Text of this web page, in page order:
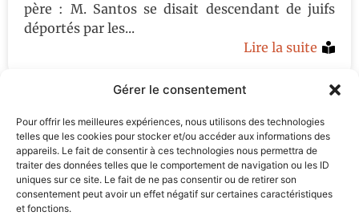
Gérer le consentement
Pour offrir les meilleures expériences, nous utilisons des technologies
telles que les cookies pour stocker et/ou accéder aux informations des
appareils. Le fait de consentir à ces technologies nous permettra de
traiter des données telles que le comportement de navigation ou les ID
uniques sur ce site. Le fait de ne pas consentir ou de retirer son
consentement peut avoir un effet négatif sur certaines caractéristiques
et fonctions.
père : M. Santos se disait descendant de juifs
déportés par les...
Lire la suite
5 6 … 13 14 17
>
S'inscrire à la newsletter